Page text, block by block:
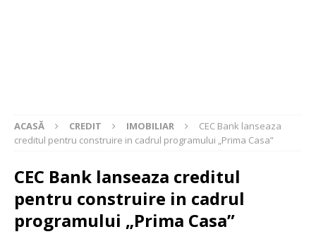
ACASĂ CREDIT IMOBILIAR
CEC Bank lanseaza
creditul pentru construire in cadrul programului „Prima Casa”
CEC Bank lanseaza creditul
pentru construire in cadrul
programului „Prima Casa”